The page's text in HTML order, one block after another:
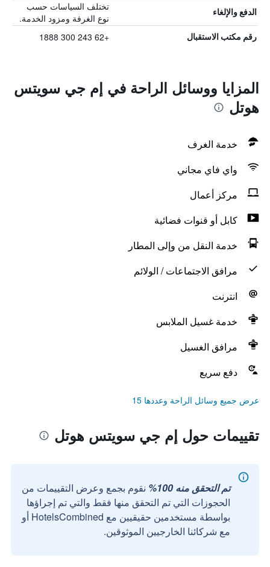
الدفع والإلغاء
تختلف السياسات حسب
نوع الغرفة ومزود الخدمة.
رقم مكتب الاستقبال +62 243 300 1888
المزايا ووسائل الراحة في إم جي سويتس
هوتل
خدمة الغرف
واي فاي مجاني
مركز أعمال
كابل أو قنوات فضائية
خدمة النقل من وإلى المطار
مرافق الاجتماعات / الولائم
انترنت
خدمة غسيل الملابس
مرافق الغسيل
دفع سريع
عرض جميع وسائل الراحة وعددها 15
تقييمات حول إم جي سويتس هوتل
تم التحقق منه 100%
نقوم بجمع وعرض التقييمات من
الحجوزات التي تم التحقق منها فقط والتي تم إجراؤها
بواسطة مستخدمين حقيقيين مع HotelsCombined أو
مع شركائنا الخارجيين الموثوقين.